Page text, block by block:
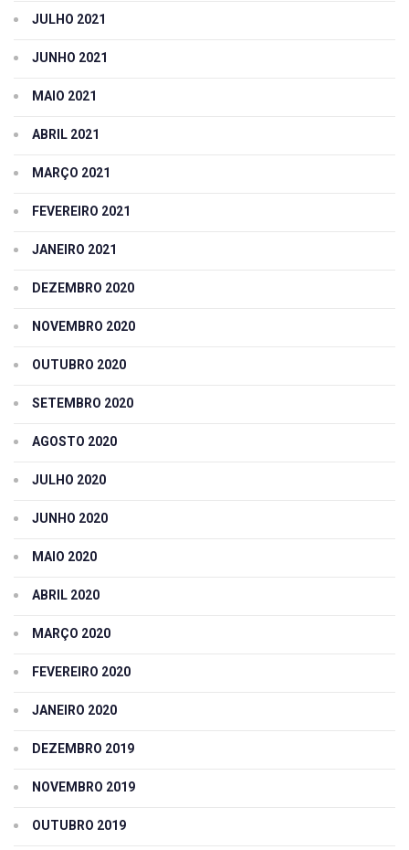
JULHO 2021
JUNHO 2021
MAIO 2021
ABRIL 2021
MARÇO 2021
FEVEREIRO 2021
JANEIRO 2021
DEZEMBRO 2020
NOVEMBRO 2020
OUTUBRO 2020
SETEMBRO 2020
AGOSTO 2020
JULHO 2020
JUNHO 2020
MAIO 2020
ABRIL 2020
MARÇO 2020
FEVEREIRO 2020
JANEIRO 2020
DEZEMBRO 2019
NOVEMBRO 2019
OUTUBRO 2019